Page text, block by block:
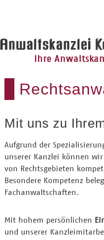
Ihre
Mit uns zu
Aufgrund der
unserer Kanzlei können
von Rechtsgebieten
Besondere Kompetenz
Fachanwaltschaften.
Mit hohem persönlichen
und unserer